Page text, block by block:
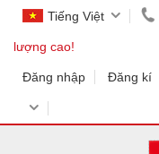
Tiếng Việt
lượng cao!
Đăng nhập Đăng kí